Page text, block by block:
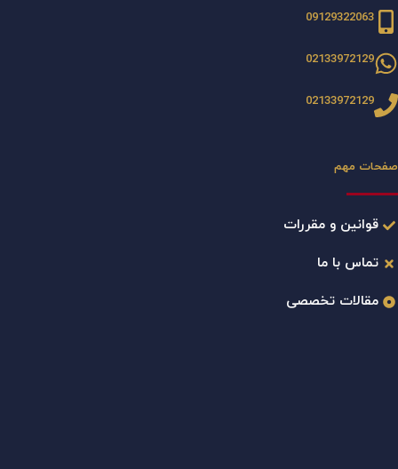
09129322063
02133972129
02133972129
صفحات مهم
قوانین و مقررات
تماس با ما
مقالات تخصصی